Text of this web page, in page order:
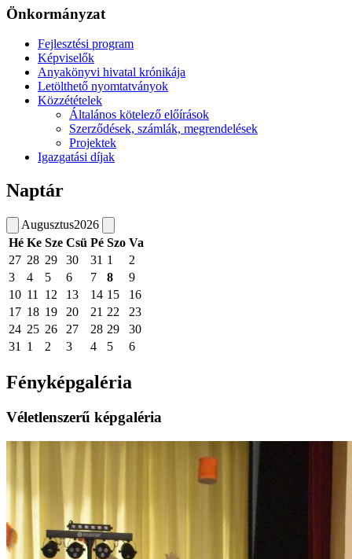
Önkormányzat
Fejlesztési program
Képviselők
Anyakönyvi hivatal krónikája
Letölthető nyomtatványok
Közzétételek
Általános kötelező előírások
Szerződések, számlák, megrendelések
Projektek
Igazgatási díjak
Naptár
Augusztus2026
Hé Ke Sze Csü Pé Szo Va
27 28 29 30 31 1
2
3
4 5 6 7 8
9
10 11 12 13 14 15
16
17 18 19 20 21 22
23
24 25 26 27 28 29
30
31
1 2 3 4 5 6
Fényképgaléria
Véletlenszerű képgaléria